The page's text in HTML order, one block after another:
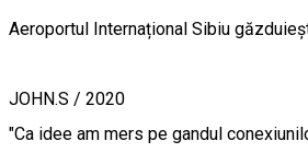
Aeroportul Internațional Sibiu
JOHN.S / 2020
"Ca idee am mers pe gandul